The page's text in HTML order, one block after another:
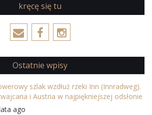
kręcę się tu
Ostatnie wpisy
szlak wzdłuż rzeki Inn (Innradweg).
i Austria w najpiękniejszej odsłonie
ago